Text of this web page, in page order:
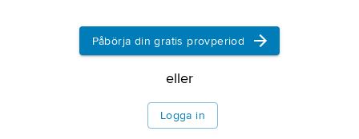
Information om artikeln
Påbörja din gratis provperiod
eller
Logga in